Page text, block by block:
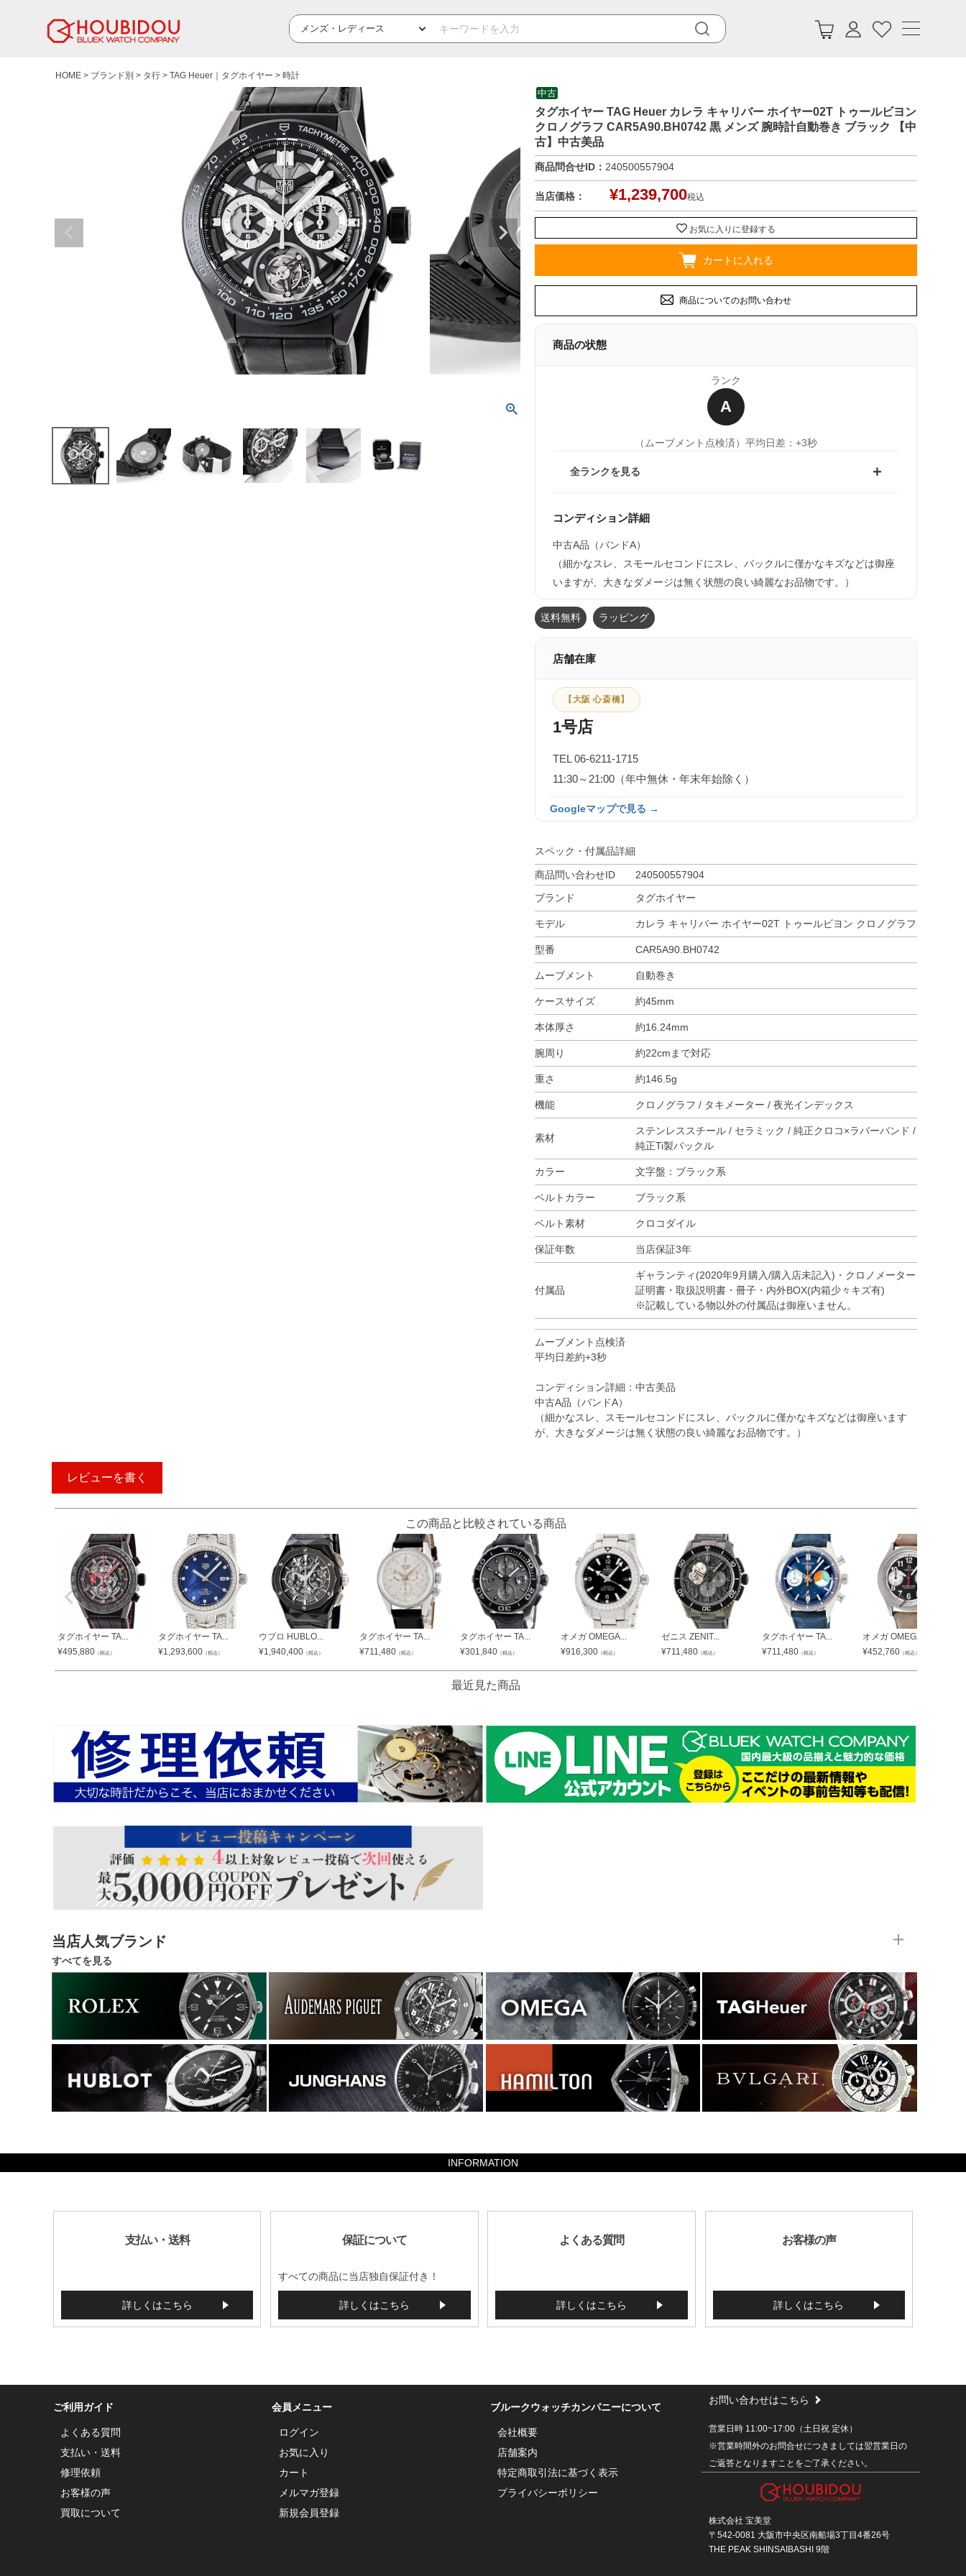
HOME ブランド別 タ行 TAG Heuer｜タグホイヤー 時計
中古
タグホイヤー TAG Heuer カレラ キャリバー ホイヤー02T トゥールビヨン
クロノグラフ CAR5A90.BH0742 黒 メンズ 腕時計自動巻き ブラック 【中
古】中古美品
商品問合せID： 240500557904
当店価格： ¥1,239,700税込
お気に入りに登録する
カートに入れる
商品についてのお問い合わせ
商品の状態
ランク
A
（ムーブメント点検済） 平均日差：+3秒
全ランクを見る
コンディション詳細
中古A品（バンドA）
（細かなスレ、スモールセコンドにスレ、バックルに僅かなキズなどは御座
いますが、大きなダメージは無く状態の良い綺麗なお品物です。）
送料無料 ラッピング
店舗在庫
【大阪 心斎橋】
1号店
TEL 06-6211-1715
11:30～21:00（年中無休・年末年始除く）
Googleマップで見る →
スペック・付属品詳細
商品問い合わせID
240500557904
ブランド
タグホイヤー
モデル カレラ キャリバー ホイヤー02T トゥールビヨン クロノグラフ
型番 CAR5A90.BH0742
ムーブメント 自動巻き
ケースサイズ 約45mm
本体厚さ 約16.24mm
腕周り 約22cmまで対応
重さ 約146.5g
機能 クロノグラフ / タキメーター / 夜光インデックス
素材
ステンレススチール / セラミック / 純正クロコ×ラバーバンド /
純正Ti製バックル
カラー 文字盤：ブラック系
ベルトカラー ブラック系
ベルト素材 クロコダイル
保証年数 当店保証3年
付属品
ギャランティ(2020年9月購入/購入店未記入)・クロノメーター
証明書・取扱説明書・冊子・内外BOX(内箱少々キズ有)
※記載している物以外の付属品は御座いません。
ムーブメント点検済
平均日差約+3秒
コンディション詳細：中古美品
中古A品（バンドA）
（細かなスレ、スモールセコンドにスレ、バックルに僅かなキズなどは御座います
が、大きなダメージは無く状態の良い綺麗なお品物です。）
レビューを書く
この商品と比較されている商品
タグホイヤー TA...
¥495,880 （税込）
タグホイヤー TA...
¥1,293,600 （税込）
ウブロ HUBLO...
¥1,940,400 （税込）
タグホイヤー TA...
¥711,480 （税込）
タグホイヤー TA...
¥301,840 （税込）
オメガ OMEGA...
¥916,300 （税込）
ゼニス ZENIT...
¥711,480 （税込）
タグホイヤー TA...
¥711,480 （税込）
オメガ OMEGA...
¥452,760 （税込）
最近見た商品
当店人気ブランド
すべてを見る
INFORMATION
支払い・送料
詳しくはこちら
保証について
すべての商品に当店独自保証付き！
詳しくはこちら
よくある質問
詳しくはこちら
お客様の声
詳しくはこちら
ご利用ガイド
よくある質問
支払い・送料
修理依頼
お客様の声
買取について
会員メニュー
ログイン
お気に入り
カート
メルマガ登録
新規会員登録
ブルークウォッチカンパニーについて
会社概要
店舗案内
特定商取引法に基づく表示
プライバシーポリシー
お問い合わせはこちら
営業日時 11:00~17:00（土日祝 定休）
※営業時間外のお問合せにつきましては翌営業日の
ご返答となりますことをご了承ください。
株式会社 宝美堂
〒542-0081 大阪市中央区南船場3丁目4番26号
THE PEAK SHINSAIBASHI 9階